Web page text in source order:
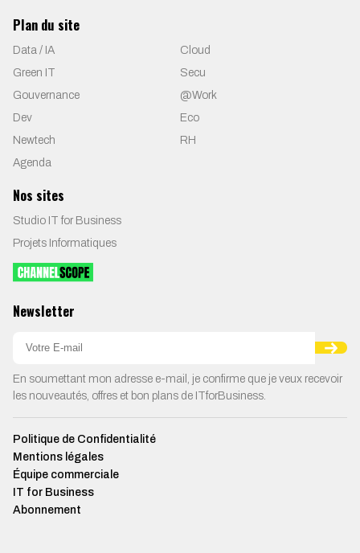
Plan du site
Data / IA
Cloud
Green IT
Secu
Gouvernance
@Work
Dev
Eco
Newtech
RH
Agenda
Nos sites
Studio IT for Business
Projets Informatiques
Newsletter
En soumettant mon adresse e-mail, je confirme que je veux recevoir
les nouveautés, offres et bon plans de ITforBusiness.
Politique de Confidentialité
Mentions légales
Équipe commerciale
IT for Business
Abonnement